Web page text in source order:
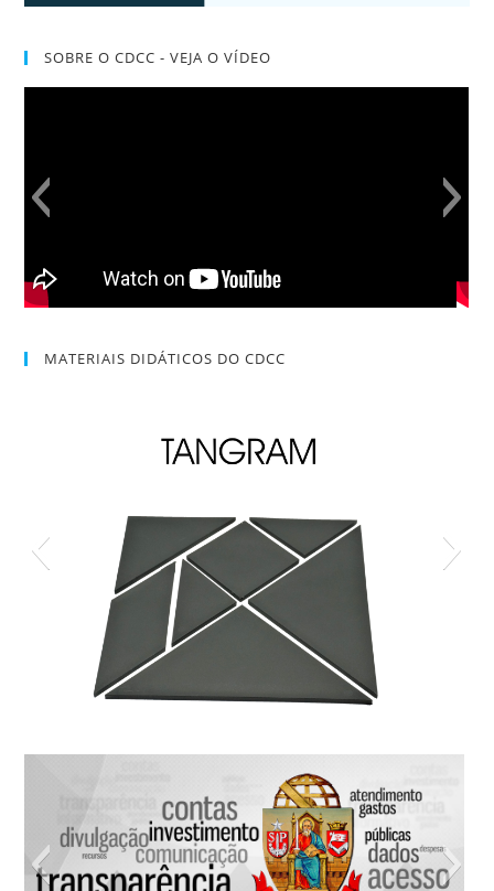
SOBRE O CDCC - VEJA O VÍDEO
MATERIAIS DIDÁTICOS DO CDCC